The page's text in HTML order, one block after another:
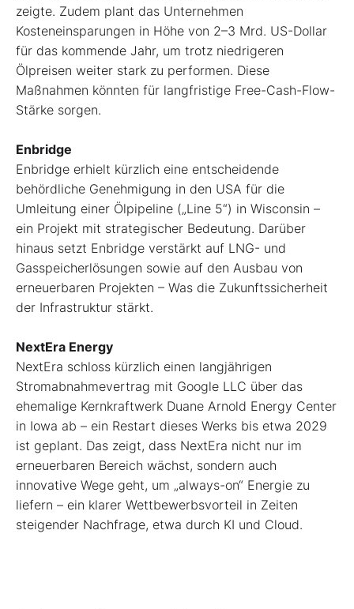
zeigte. Zudem plant das Unternehmen
Kosteneinsparungen in Höhe von 2–3 Mrd. US-Dollar
für das kommende Jahr, um trotz niedrigeren
Ölpreisen weiter stark zu performen. Diese
Maßnahmen könnten für langfristige Free-Cash-Flow-
Stärke sorgen.
Enbridge
Enbridge erhielt kürzlich eine entscheidende
behördliche Genehmigung in den USA für die
Umleitung einer Ölpipeline („Line 5“) in Wisconsin –
ein Projekt mit strategischer Bedeutung. Darüber
hinaus setzt Enbridge verstärkt auf LNG- und
Gasspeicherlösungen sowie auf den Ausbau von
erneuerbaren Projekten – Was die Zukunftssicherheit
der Infrastruktur stärkt.
NextEra Energy
NextEra schloss kürzlich einen langjährigen
Stromabnahmevertrag mit Google LLC über das
ehemalige Kernkraftwerk Duane Arnold Energy Center
in Iowa ab – ein Restart dieses Werks bis etwa 2029
ist geplant. Das zeigt, dass NextEra nicht nur im
erneuerbaren Bereich wächst, sondern auch
innovative Wege geht, um „always-on“ Energie zu
liefern – ein klarer Wettbewerbsvorteil in Zeiten
steigender Nachfrage, etwa durch KI und Cloud.